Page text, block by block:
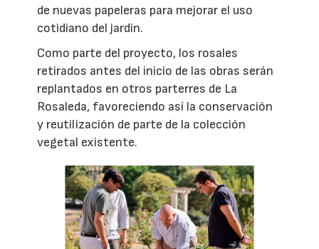
de nuevas papeleras para mejorar el uso
cotidiano del jardín.
Como parte del proyecto, los rosales
retirados antes del inicio de las obras serán
replantados en otros parterres de La
Rosaleda, favoreciendo así la conservación
y reutilización de parte de la colección
vegetal existente.